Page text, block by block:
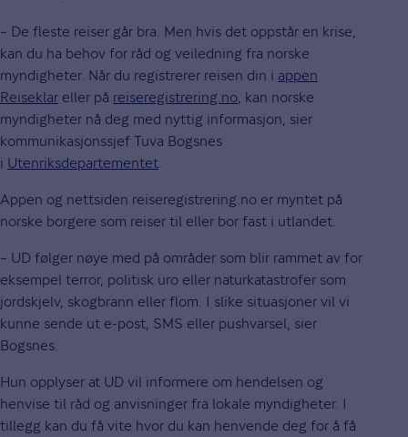
– De fleste reiser går bra. Men hvis det oppstår en krise,
kan du ha behov for råd og veiledning fra norske
myndigheter. Når du registrerer reisen din i appen
Reiseklar eller på reiseregistrering.no , kan norske
myndigheter nå deg med nyttig informasjon, sier
kommunikasjonssjef Tuva Bogsnes
i Utenriksdepartementet
Appen og nettsiden reiseregistrering.no er myntet på
norske borgere som reiser til eller bor fast i utlandet.
– UD følger nøye med på områder som blir rammet av for
eksempel terror, politisk uro eller naturkatastrofer som
jordskjelv, skogbrann eller flom. I slike situasjoner vil vi
kunne sende ut e-post, SMS eller pushvarsel, sier
Bogsnes.
Hun opplyser at UD vil informere om hendelsen og
henvise til råd og anvisninger fra lokale myndigheter. I
tillegg kan du få vite hvor du kan henvende deg for å få